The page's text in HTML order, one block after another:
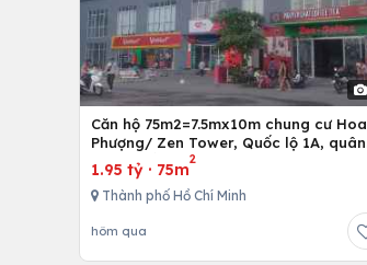
Căn hộ 75m2=7.5mx10m chung cư Hoa
Phượng/ Zen Tower, Quốc lộ 1A, quân
12,Tp. Hồ Chí Minh, Việt Nam
1.95 tỷ · 75m
2
Thành phố Hồ Chí Minh
hôm qua